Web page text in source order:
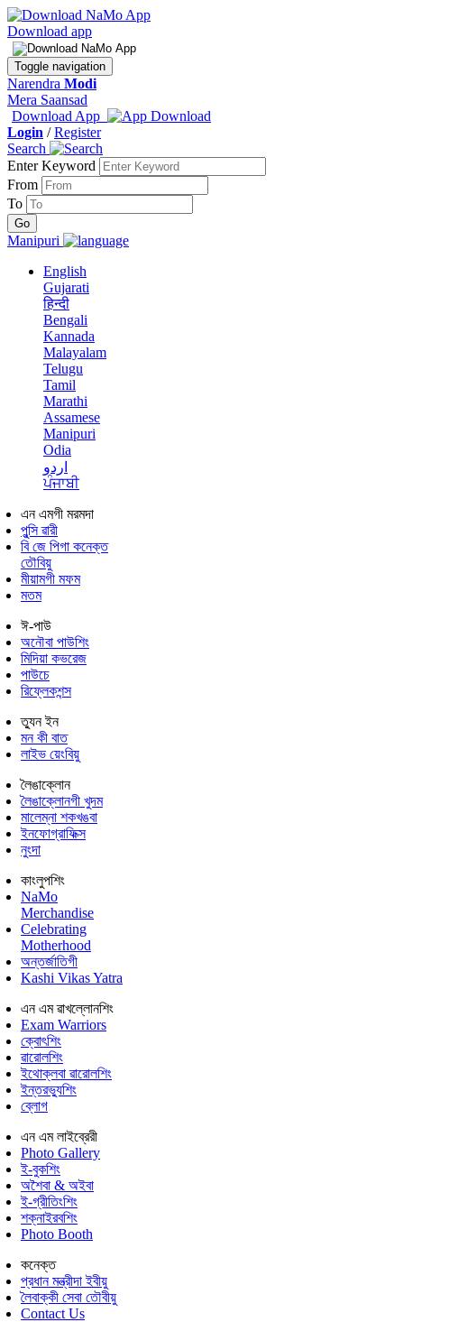
Download app
Toggle navigation
Narendra Modi
Mera Saansad
Download App
Login /Register
Search
Enter Keyword
From
To
Manipuri
English
Gujarati
हिन्दी
Bengali
Kannada
Malayalam
Telugu
Tamil
Marathi
Assamese
Manipuri
Odia
اردو
ਪੰਜਾਬੀ
এন এমগী মরমদা
পুন্সি ৱারী
বি জে পিগা কনেক্ত
তৌবিয়ু
মীয়ামগী মফম
মতম
ঈ-পাউ
অনৌবা পাউশিং
মিদিয়া কভরেজ
পাউচে
রিফ্লেকশন্স
ত্যুন ইন
মন কী বাত
লাইভ য়েংবিয়ু
লৈঙাক্লোন
লৈঙাক্লোনগী খুদম
মালেম্না শকখঙবা
ইনফোগ্রাফিক্স
নুংদা
কাংলুপশিং
NaMo
Merchandise
Celebrating
Motherhood
অন্তর্জাতিগী
Kashi Vikas Yatra
এন এম ৱাখল্লোনশিং
Exam Warriors
ক্বোৎশিং
ৱারোলশিং
ইথোক্লবা ৱারোলশিং
ইন্তরভ্যুশিং
ব্লোগ
এন এম লাইব্রেরী
Photo Gallery
ই-বুকশিং
অশৈবা & অইবা
ই-গ্রীতিংশিং
শক্নাইরবশিং
Photo Booth
কনেক্ত
প্রধান মন্ত্রীদা ইবীয়ু
লৈবাক্কী সেবা তৌবীয়ু
Contact Us